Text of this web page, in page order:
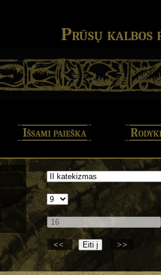
Prūsų kalbos
Išsami paieška
<< >>